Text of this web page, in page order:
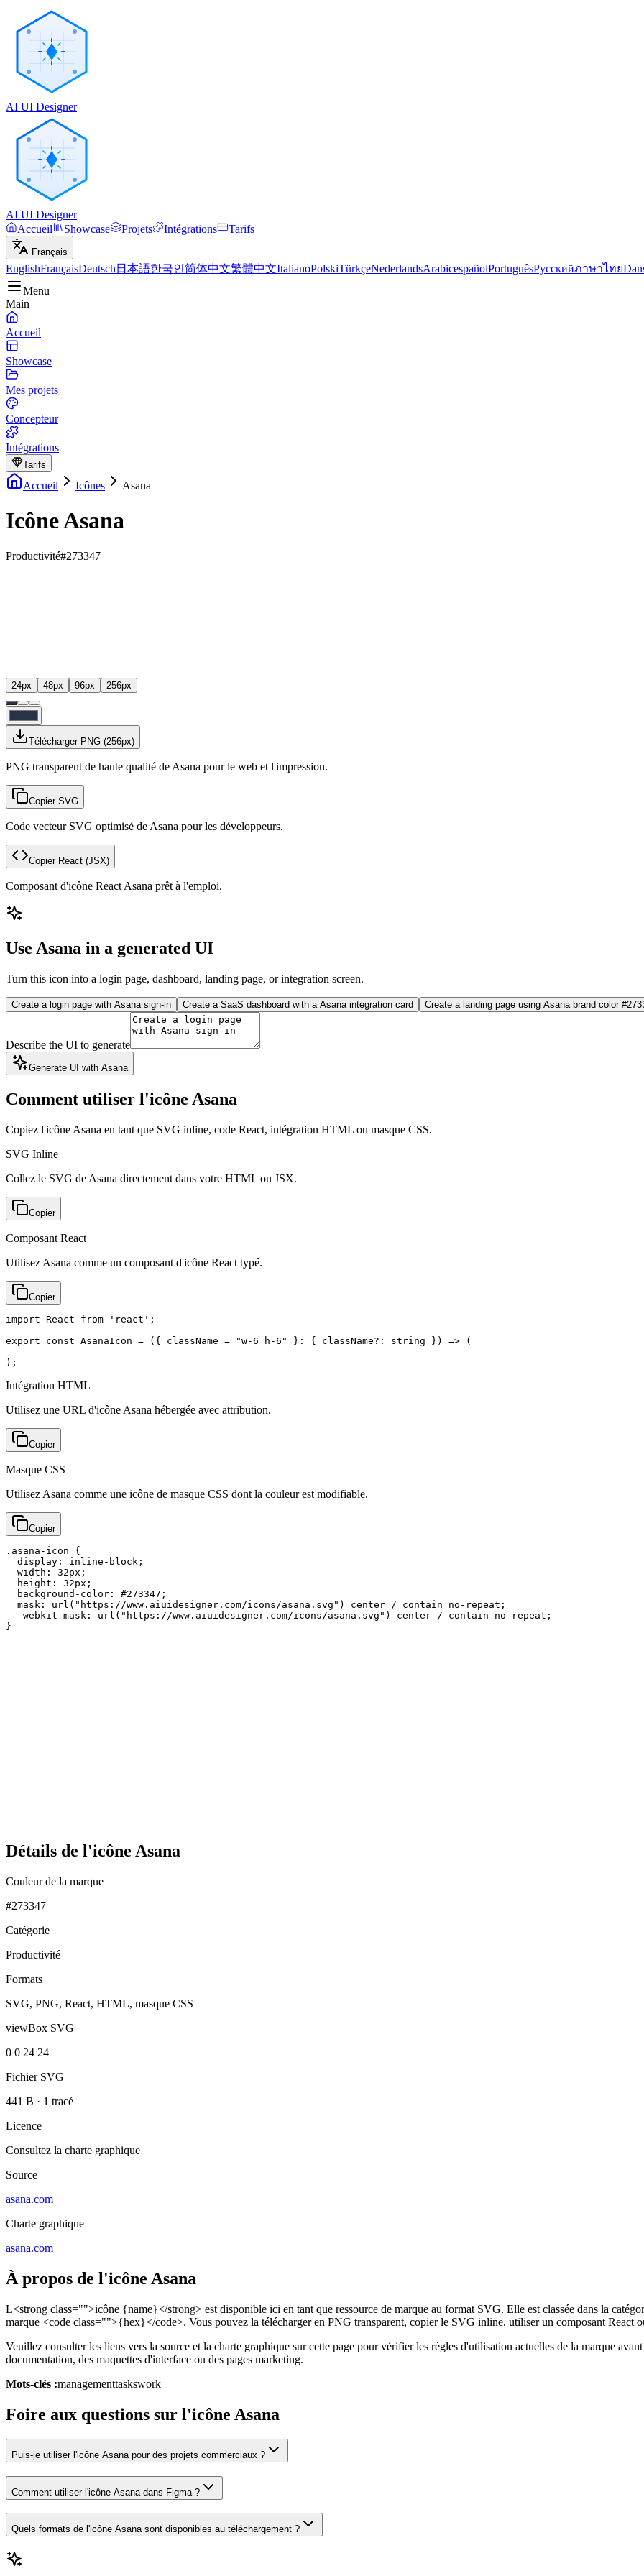
AI UI Designer
AI UI Designer
Accueil
Showcase Projets Intégrations Tarifs
Français
EnglishFrançaisDeutsch 日本語한국인简体中文繁體中文ItalianoPolskiTürkçeNederlandsArabicespañolPortuguêsРусскийภาษาไทย
Menu
Main
Accueil
Showcase
Mes projets
Concepteur
Intégrations
Tarifs
Accueil Icônes Asana
Icône Asana
Productivité#273347
24px 48px 96px 256px
Télécharger PNG (256px)
PNG transparent de haute qualité de Asana pour le web et l'impression.
Copier SVG
Code vecteur SVG optimisé de Asana pour les développeurs.
Copier React (JSX)
Composant d'icône React Asana prêt à l'emploi.
Use Asana in a generated UI
Turn this icon into a login page, dashboard, landing page, or integration screen.
Create a login page with Asana sign-in Create a SaaS dashboard with a Asana integration card Create a landing page using Asana brand color
Describe the UI to generate
Generate UI with Asana
Comment utiliser l'icône Asana
Copiez l'icône Asana en tant que SVG inline, code React, intégration HTML ou masque CSS.
SVG Inline
Collez le SVG de Asana directement dans votre HTML ou JSX.
Copier
Composant React
Utilisez Asana comme un composant d'icône React typé.
Copier
import React from 'react';
export const AsanaIcon = ({ className = "w-6 h-6" }: { className?: string }) => (
);
Intégration HTML
Utilisez une URL d'icône Asana hébergée avec attribution.
Copier
Masque CSS
Utilisez Asana comme une icône de masque CSS dont la couleur est modifiable.
Copier
.asana-icon {
  display: inline-block;
  width: 32px;
  height: 32px;
  background-color: #273347;
  mask: url("https://www.aiuidesigner.com/icons/asana.svg") center / contain no-repeat;
  -webkit-mask: url("https://www.aiuidesigner.com/icons/asana.svg") center / contain no-repeat;
}
Détails de l'icône Asana
Couleur de la marque
#273347
Catégorie
Productivité
Formats
SVG, PNG, React, HTML, masque CSS
viewBox SVG
0 0 24 24
Fichier SVG
441 B · 1 tracé
Licence
Consultez la charte graphique
Source
asana.com
Charte graphique
asana.com
À propos de l'icône Asana
L<strong class="">icône {name}</strong> est disponible ici en tant que ressource de marque au format SVG. Elle est classée dans la
marque <code class="">{hex}</code>. Vous pouvez la télécharger en PNG transparent, copier le SVG inline, utiliser un composant React
Veuillez consulter les liens vers la source et la charte graphique sur cette page pour vérifier les règles d'utilisation actuelles de la marque
documentation, des maquettes d'interface ou des pages marketing.
Mots-clés :managementtaskswork
Foire aux questions sur l'icône Asana
Puis-je utiliser l'icône Asana pour des projets commerciaux ?
Comment utiliser l'icône Asana dans Figma ?
Quels formats de l'icône Asana sont disponibles au téléchargement ?